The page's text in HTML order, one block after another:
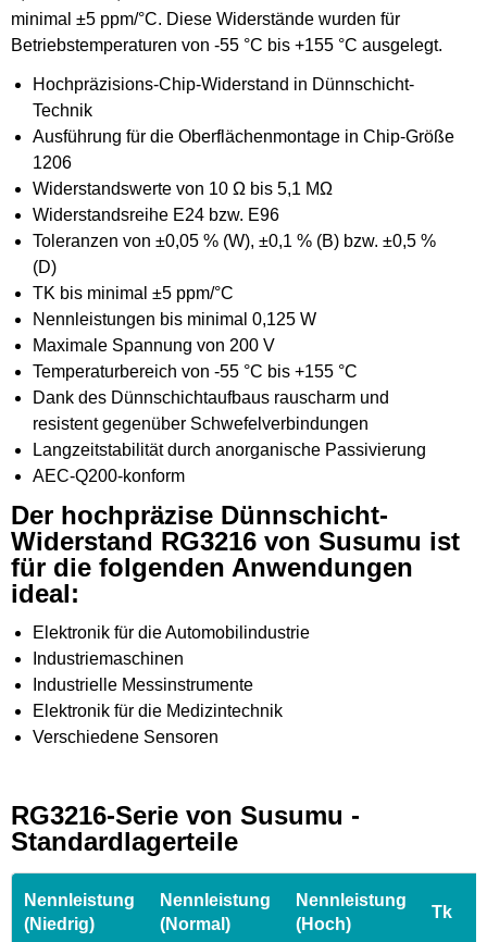
minimal ±5 ppm/°C. Diese Widerstände wurden für
Betriebstemperaturen von -55 °C bis +155 °C ausgelegt.
Hochpräzisions-Chip-Widerstand in Dünnschicht-
Technik
Ausführung für die Oberflächenmontage in Chip-Größe
1206
Widerstandswerte von 10 Ω bis 5,1 MΩ
Widerstandsreihe E24 bzw. E96
Toleranzen von ±0,05 % (W), ±0,1 % (B) bzw. ±0,5 %
(D)
TK bis minimal ±5 ppm/°C
Nennleistungen bis minimal 0,125 W
Maximale Spannung von 200 V
Temperaturbereich von -55 °C bis +155 °C
Dank des Dünnschichtaufbaus rauscharm und
resistent gegenüber Schwefelverbindungen
Langzeitstabilität durch anorganische Passivierung
AEC-Q200-konform
Der hochpräzise Dünnschicht-
Widerstand RG3216 von Susumu ist
für die folgenden Anwendungen
ideal:
Elektronik für die Automobilindustrie
Industriemaschinen
Industrielle Messinstrumente
Elektronik für die Medizintechnik
Verschiedene Sensoren
RG3216-Serie von Susumu -
Standardlagerteile
Nennleistung
(Niedrig)
Nennleistung
(Normal)
Nennleistung
(Hoch)
Tk